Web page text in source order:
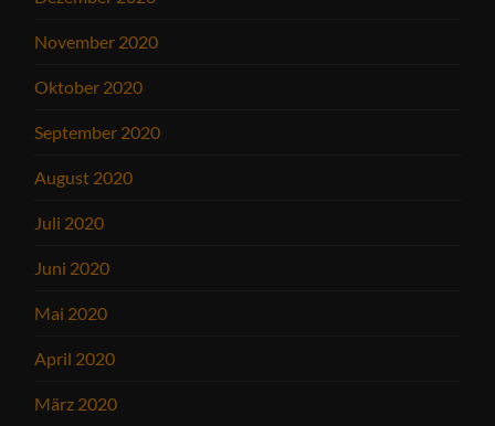
November 2020
Oktober 2020
September 2020
August 2020
Juli 2020
Juni 2020
Mai 2020
April 2020
März 2020